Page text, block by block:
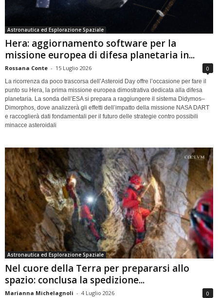
Astronautica ed Esplorazione Spaziale
Hera: aggiornamento software per la
missione europea di difesa planetaria in...
Rossana Conte - 15 Luglio 2026 0
La ricorrenza da poco trascorsa dell’Asteroid Day offre l’occasione per fare il
punto su Hera, la prima missione europea dimostrativa dedicata alla difesa
planetaria. La sonda dell’ESA si prepara a raggiungere il sistema Didymos–
Dimorphos, dove analizzerà gli effetti dell’impatto della missione NASA DART
e raccoglierà dati fondamentali per il futuro delle strategie contro possibili
minacce asteroidali
Astronautica ed Esplorazione Spaziale
Nel cuore della Terra per prepararsi allo
spazio: conclusa la spedizione...
Marianna Michelagnoli - 4 Luglio 2026 0